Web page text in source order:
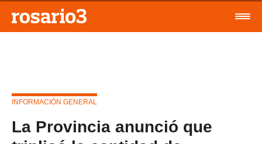
INFORMACIÓN GENERAL
La Provincia anunció que